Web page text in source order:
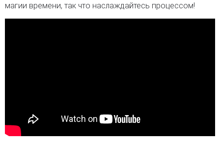
магии времени, так что наслаждайтесь процессом!